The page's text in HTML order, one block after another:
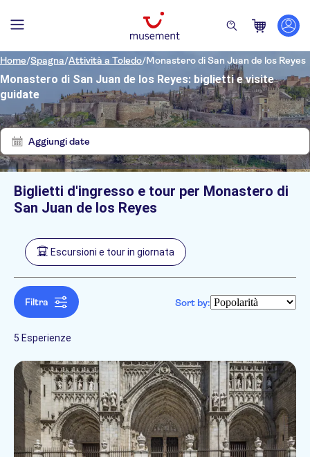
Home/Spagna/Attività a Toledo/Monastero di San Juan de los Reyes
Monastero di San Juan de los Reyes: biglietti e visite
guidate
Aggiungi date
Filtri Filtra per prezzo (Adulto)
Min € Max €
Hotel pickup
NO-PICKUP
Cancellazione gratuita
Conferma istantanea
Visita guidata
Voucher elettronico
Ingresso incluso
Local touch
Salta la coda
Filtra per categorie
Escursioni e tour in giornata
Lingua dell'attività
Inglese
Spagnolo
EliminaMostra
5
risultati
Biglietti d'ingresso e tour per Monastero di
San Juan de los Reyes
Escursioni e tour in giornata
Filtra Sort by:
5 Esperienze